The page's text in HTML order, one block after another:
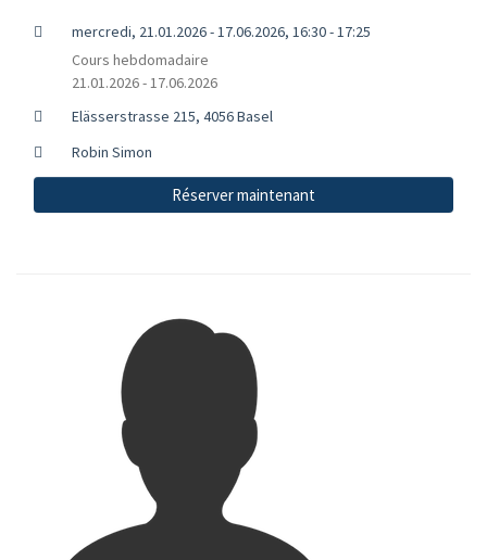
mercredi, 21.01.2026 - 17.06.2026, 16:30 - 17:25
Cours hebdomadaire
21.01.2026 - 17.06.2026
Elässerstrasse 215, 4056 Basel
Robin Simon
Réserver maintenant